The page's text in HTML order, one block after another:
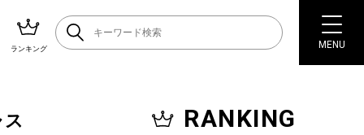
ランキング MENU
RANKING